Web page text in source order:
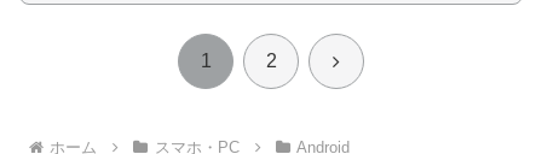
1 2 次
ホーム スマホ・PC Android